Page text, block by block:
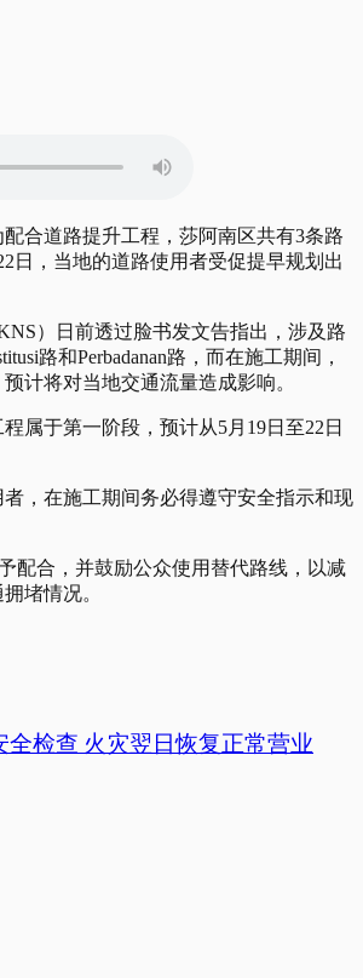
配合道路提升工程，莎阿南区共有3条路
日，当地的道路使用者受促提早规划出
）日前透过脸书发文告指出，涉及路
路和Perbadanan路，而在施工期间，
计将对当地交通流量造成影响。
属于第一阶段，预计从5月19日至22日
，在施工期间务必得遵守安全指示和现
配合，并鼓励公众使用替代路线，以减
堵情况。
检查 火灾翌日恢复正常营业